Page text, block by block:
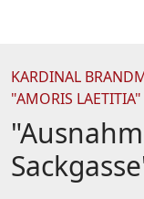
KARDINAL
"AMORIS LAETITIA"